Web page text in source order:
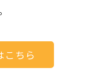
こちら